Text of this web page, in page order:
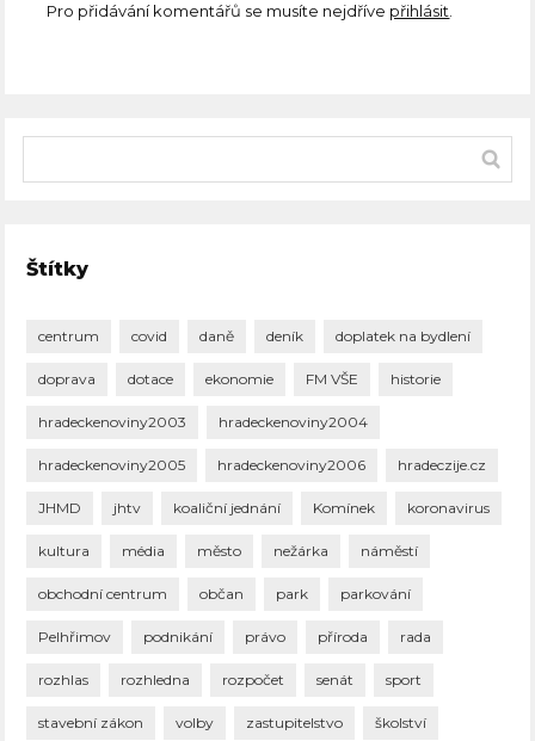
Pro přidávání komentářů se musíte nejdříve přihlásit.
Štítky
centrum covid daně deník doplatek na bydlení
doprava dotace ekonomie FM VŠE historie
hradeckenoviny2003 hradeckenoviny2004
hradeckenoviny2005 hradeckenoviny2006 hradeczije.cz
JHMD jhtv koaliční jednání Komínek koronavirus
kultura média město nežárka náměstí
obchodní centrum občan park parkování
Pelhřimov podnikání právo příroda rada
rozhlas rozhledna rozpočet senát sport
stavební zákon volby zastupitelstvo školství